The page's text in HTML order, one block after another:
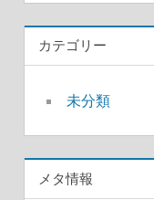
カテゴリー
未分類
メタ情報